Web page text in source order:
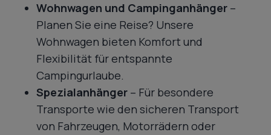
Wohnwagen und Campinganhänger –
Planen Sie eine Reise? Unsere
Wohnwagen bieten Komfort und
Flexibilität für entspannte
Campingurlaube.
Spezialanhänger – Für besondere
Transporte wie den sicheren Transport
von Fahrzeugen, Motorrädern oder